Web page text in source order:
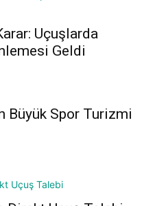
Uçuşlarda
Geldi
Büyük Spor Turizmi